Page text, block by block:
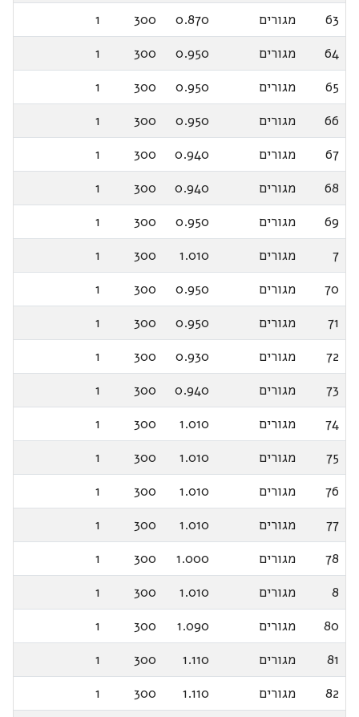
63
מגורים 0.870
300
1
64
מגורים 0.950
300
1
65
מגורים 0.950
300
1
66
מגורים 0.950
300
1
67
מגורים 0.940
300
1
68
מגורים 0.940
300
1
69
מגורים 0.950
300
1
7
מגורים 1.010
300
1
70
מגורים 0.950
300
1
71
מגורים 0.950
300
1
72
מגורים 0.930
300
1
73
מגורים 0.940
300
1
74
מגורים 1.010
300
1
75
מגורים 1.010
300
1
76
מגורים 1.010
300
1
77
מגורים 1.010
300
1
78
מגורים 1.000
300
1
8
מגורים 1.010
300
1
80
מגורים 1.090
300
1
81
מגורים 1.110
300
1
82
מגורים 1.110
300
1